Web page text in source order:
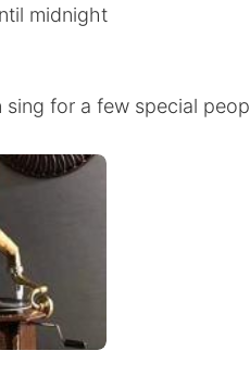
midnight
sing for a few special